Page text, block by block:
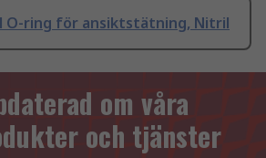
O-ring för ansiktstätning, Nitril
om våra
och tjänster